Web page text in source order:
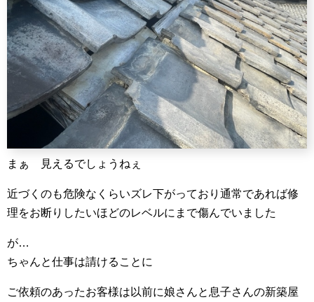
まぁ 見えるでしょうねぇ
近づくのも危険なくらいズレ下がっており通常であれば修
理をお断りしたいほどのレベルにまで傷んでいました
が…
ちゃんと仕事は請けることに
ご依頼のあったお客様は以前に娘さんと息子さんの新築屋